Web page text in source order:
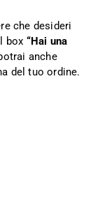
che desideri
box “Hai una
anche
del tuo ordine.